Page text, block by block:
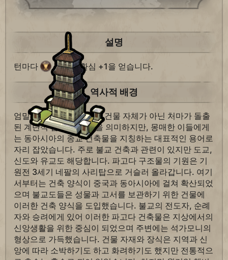
설명
턴마다 외교적 환심 +1을 얻습니다.
역사적 배경
엄밀히 따지면 '파고다'는 건물 자체가 아닌 처마가 돌출
된 계단식 탑의 축 양식을 의미하지만, 몽매한 이들에게
는 동아시아의 종교 건축물을 지칭하는 대표적인 용어로
자리 잡았습니다. 주로 불교 건축과 관련이 있지만 도교,
신도와 유교도 해당합니다. 파고다 구조물의 기원은 기
원전 3세기 네팔의 사리탑으로 거슬러 올라갑니다. 여기
서부터는 건축 양식이 중국과 동아시아에 걸쳐 확산되었
으며 불교도들은 성물과 고서를 보관하기 위한 건물에
이러한 건축 양식을 도입했습니다. 불교의 전도자, 순례
자와 승려에게 있어 이러한 파고다 건축물은 지상에서의
신앙생활을 위한 중심이 되었으며 주변에는 석가모니의
형상으로 가득했습니다. 건물 자재와 장식은 지역과 신
앙에 따라 소박하기도 하고 화려하기도 했지만 전통적으